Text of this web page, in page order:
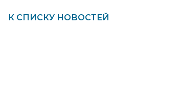
К СПИСКУ НОВОСТЕЙ